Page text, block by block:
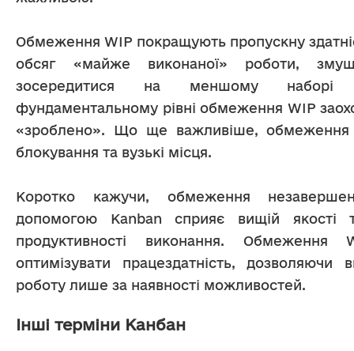
Обмеження WIP покращують пропускну
обсяг «майже виконаної» роботи,
зосередитися на меншому наборі
фундаментальному рівні обмеження WIP
«зроблено». Що ще важливіше, обмеження
блокування та вузькі місця.
Коротко кажучи, обмеження
допомогою Kanban сприяє вищій якості
продуктивності виконання. Обмеження
оптимізувати працездатність, дозволяючи
роботу лише за наявності можливостей.
Інші терміни Канбан